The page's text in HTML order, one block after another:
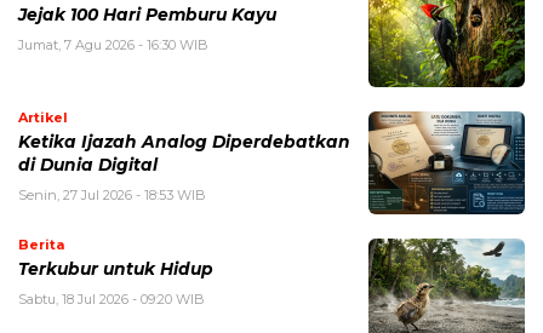
Jejak 100 Hari Pemburu Kayu
Jumat, 7 Agu 2026 - 16:30 WIB
Artikel
Ketika Ijazah Analog Diperdebatkan
di Dunia Digital
Senin, 27 Jul 2026 - 18:53 WIB
Berita
Terkubur untuk Hidup
Sabtu, 18 Jul 2026 - 09:20 WIB